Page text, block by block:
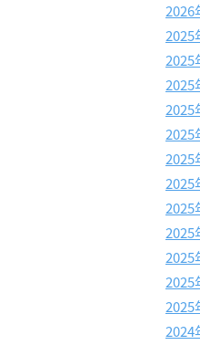
2026
2025
2025
2025
2025
2025
2025
2025
2025
2025
2025
2025
2025
2024